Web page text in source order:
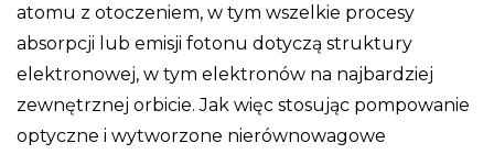
atomu z otoczeniem, w tym wszelkie procesy
absorpcji lub emisji fotonu dotyczą struktury
elektronowej, w tym elektronów na najbardziej
zewnętrznej orbicie. Jak więc stosując pompowanie
optyczne i wytworzone nierównowagowe